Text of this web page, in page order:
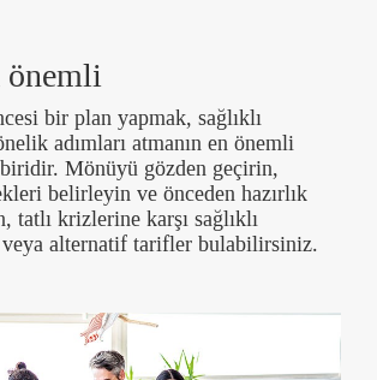
önemli
bir plan yapmak, sağlıklı
adımları atmanın en önemli
Mönüyü gözden geçirin,
belirleyin ve önceden hazırlık
tatlı krizlerine karşı sağlıklı
veya alternatif tarifler bulabilirsiniz.